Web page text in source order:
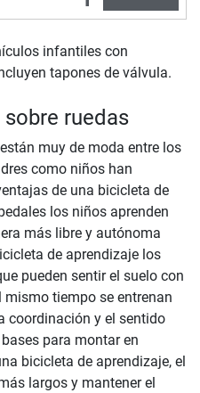
infantiles con
tapones de válvula.
ruedas
muy de moda entre los
como niños han
de una bicicleta de
los niños aprenden
más libre y autónoma
de aprendizaje los
pueden sentir el suelo con
mismo tiempo se entrenan
coordinación y el sentido
para montar en
bicicleta de aprendizaje, el
largos y mantener el